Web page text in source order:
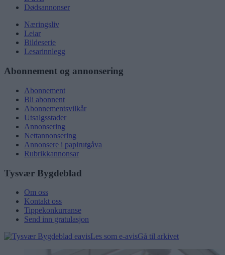
Dødsannonser
Næringsliv
Leiar
Bildeserie
Lesarinnlegg
Abonnement og annonsering
Abonnement
Bli abonnent
Abonnementsvilkår
Utsalgsstader
Annonsering
Nettannonsering
Annonsere i papirutgåva
Rubrikkannonsar
Tysvær Bygdeblad
Om oss
Kontakt oss
Tippekonkurranse
Send inn gratulasjon
Les som e-avisGå til arkivet